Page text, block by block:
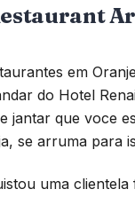
em
do Hotel
jantar que voce
se arruma para
uma